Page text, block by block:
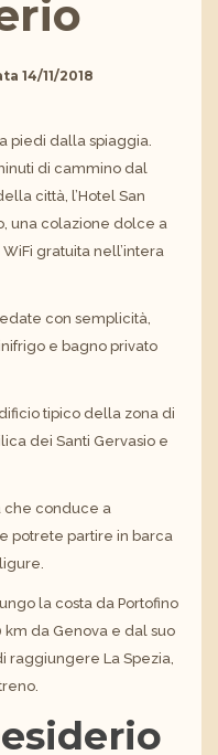
14/11/2018
piedi dalla spiaggia.
di cammino dal
città, l’Hotel San
una colazione dolce a
gratuita nell’intera
con semplicità,
e bagno privato
tipico della zona di
dei Santi Gervasio e
che conduce a
potrete partire in barca
la costa da Portofino
km da Genova e dal suo
raggiungere La Spezia,